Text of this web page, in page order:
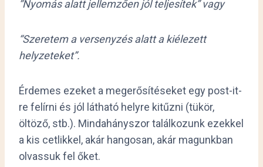
“Nyomás alatt jellemzően jól teljesítek” vagy
“Szeretem a versenyzés alatt a kiélezett
helyzeteket”.
Érdemes ezeket a megerősítéseket egy post-it-
re felírni és jól látható helyre kitűzni (tükör,
öltöző, stb.). Mindahányszor találkozunk ezekkel
a kis cetlikkel, akár hangosan, akár magunkban
olvassuk fel őket.